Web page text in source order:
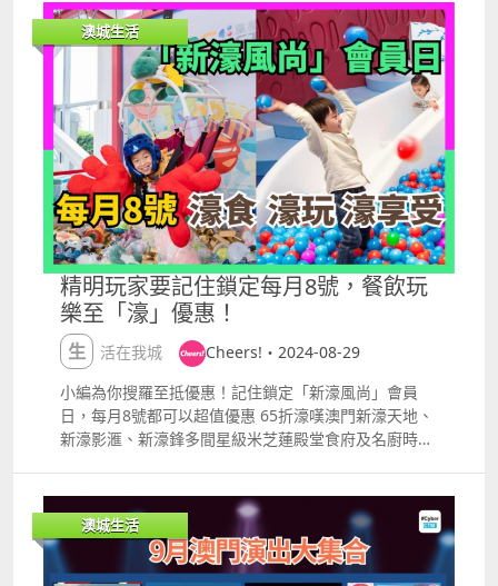
有機麵粉秘制嘅蟹肉帶子意式雲吞同烤牛柳，以及意大
利皮埃蒙特朗格榛子製成嘅雪糕。 中秋美食特輯 喜饌
華月‧鋒慶團圓9月15至22日，新濠鋒特別準備咗豐富嘅
中秋美食餐單，經典菜色包括帝影樓嘅蔥油狀元雞同清
蒸澳門龍脷，天政嘅鯛魚刺身同鰻魚天婦羅石鍋飯，奧
羅拉嘅米蘭雞扒同彩虹藜麥沙律。小編個人就鍾意帝影
樓嘅蒸龍脷同天政嘅鯛魚刺身，一家大細聚餐，影相一
流，節日氛圍level up！提提大家，中秋佳節10樓平台
仲特設有金秋裝置，供大家食飽飽打卡留念。 夏日推薦
餐單 鋒盛夏日美饌中秋將至，但天氣仲係好熱？帝影樓
推出左適合熱天食嘅清爽菜品，如八寶冬瓜盅清甜鮮
香，解暑正！天政亦準備咗波士頓龍蝦天婦羅，酥脆得
嚟唔油膩。岩曬夏天無咩胃口又想食好野嘅你。詳情：
httpss.ctm.net8usyi 海鮮推薦 如果你係海鮮迷，一定
要試「季風」推出嘅豪華養生海鮮火鍋套餐，包括玫瑰
龍蝦、大連鮑魚、大青斑、蘇格蘭聖子皇等，諗起已經
心花怒放，4人套餐1,388元，每人平均300幾，物超所
值！ 奧羅拉餐廳仲有品蠔優惠，當造生蠔買6送1，再
加送1杯香檳，唔好錯過啦！所有折扣優惠不適用於此
httpswww.altiramacau.comtcofferthetasteofoyster
「季風」海鮮火鍋套餐：
httpswww.altiramacau.comtcspecialoffersmonsoo
nseafoodhotpotsetmenus 餐廳詳情 奧羅拉（海景意
式海鮮扒房）地址：新濠鋒10樓，餐廳大樓帝影樓（米
澳門科學館海堤 沙格斯大馬路 （澳門文華東方酒店
側） 南灣・雅文湖畔 氹仔海洋大馬路 而且今年嘅
ldquo;火樹銀花rdquo;嘉年華將於旅遊塔旁舉辦！每個
比賽日當天下午5時至晚上11時，活動集美食、表演及
遊戲於一身！ 除左澳門，仲可以去珠海同橫琴觀賞煙
花： 珠海：加林山 、十字門片區 横琴：横琴金融島、
橫琴大橋 第32屆澳門國際煙花比賽匯演 時間：2024年
9月14, 15, 21日及10月1, 6日（晚上9時及9時40分）
節目表 2024年9月14日星期六：2100 加拿大、2140
泰國 2024年9月15日星期日： 2100 俄羅斯、2140 法
國 2024年9月21日星期六：2100 西班牙、2140 菲律
賓 2024年10月1日星期二：2100 中國 、2140 意大利
2024年10月6日星期日：2100 日本、2140 葡萄牙 大
家快啲mark實日子早啲去你地最想去嘅位置睇啦！
澳城生活
精明玩家要記住鎖定每月8號，餐飲玩
樂至「濠」優惠！
生活在我城
Cheers!・2024-08-29
小編為你搜羅至抵優惠！記住鎖定「新濠風尚」會員
日，每月8號都可以超值優惠 65折濠嘆澳門新濠天地、
新濠影滙、新濠鋒多間星級米芝蓮殿堂食府及名廚時令
理、即點即製頂級天婦羅料理「天政」，通通都有65折
優惠，即刻約齊朋友仔一齊食餐好！ 另外，不容錯過的
9月8日限定優惠：「童夢天地」親子套票2人同行，只
需澳門幣$88（原價$180），大人小朋友可共享2小時
澳城生活